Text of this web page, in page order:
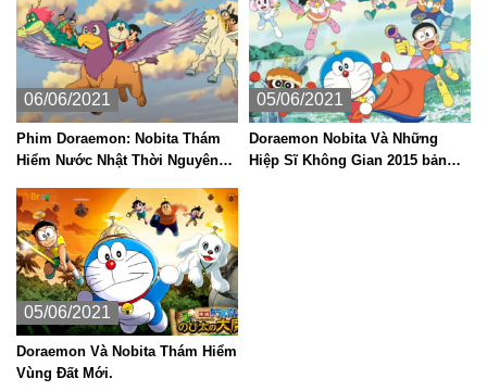
06/06/2021
Phim Doraemon: Nobita Thám
Hiểm Nước Nhật Thời Nguyên
05/06/2021
Doraemon Nobita Và Những
Hiệp Sĩ Không Gian 2015 bản
05/06/2021
Doraemon Và Nobita Thám Hiểm
Vùng Đất Mới.